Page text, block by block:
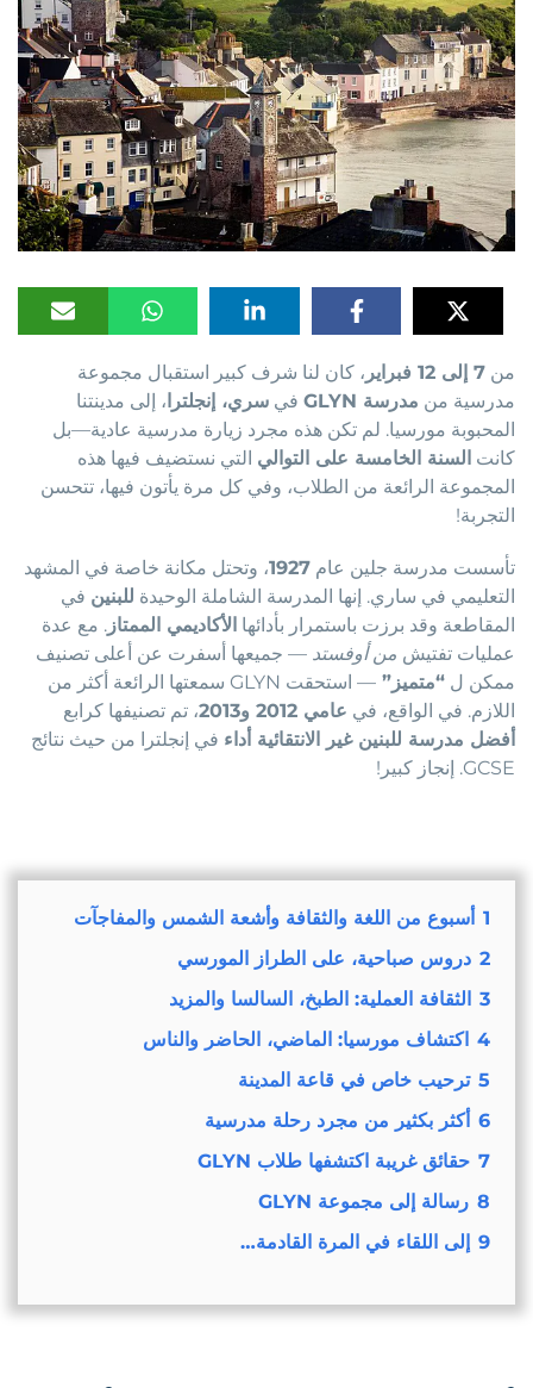
من 7 إلى 12 فبراير
، كان لنا شرف كبير استقبال مجموعة
مدرسية من مدرسة GLYN في سري، إنجلترا ، إلى مدينتنا
المحبوبة مورسيا. لم تكن هذه مجرد زيارة مدرسية عادية—بل
كانت السنة الخامسة على التوالي التي نستضيف فيها هذه
المجموعة الرائعة من الطلاب، وفي كل مرة يأتون فيها، تتحسن
التجربة!
تأسست مدرسة جلين عام 1927، وتحتل مكانة خاصة في المشهد
التعليمي في ساري. إنها المدرسة الشاملة الوحيدة للبنينفي
المقاطعة وقد برزت باستمرار بأدائها الأكاديمي الممتاز. مع عدة
عمليات تفتيش من أوفستد— جميعها أسفرت عن أعلى تصنيف
ممكن ل “متميز”
— استحقت GLYN سمعتها الرائعة أكثر من
اللازم. في الواقع، في عامي 2012 و2013
، تم تصنيفها كرابع
أفضل مدرسة للبنين غير الانتقائية أداءفي إنجلترا من حيث نتائج
GCSE. إنجاز كبير!
أسبوع من اللغة والثقافة وأشعة الشمس والمفاجآت
2
دروس صباحية، على الطراز المورسي
3
الثقافة العملية: الطبخ، السالسا والمزيد
4
اكتشاف مورسيا: الماضي، الحاضر والناس
5 ترحيب خاص في قاعة المدينة
6
أكثر بكثير من مجرد رحلة مدرسية
7
حقائق غريبة اكتشفها طلاب GLYN
8
رسالة إلى مجموعة GLYN
9
إلى اللقاء في المرة القادمة…